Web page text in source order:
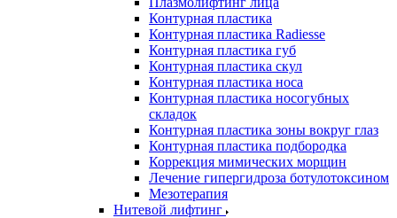
Контурная пластика
Контурная пластика Radiesse
Контурная пластика губ
Контурная пластика скул
Контурная пластика носа
Контурная пластика носогубных
складок
Контурная пластика зоны вокруг глаз
Контурная пластика подбородка
Коррекция мимических морщин
Лечение гипергидроза ботулотоксином
Мезотерапия
Нитевой лифтинг